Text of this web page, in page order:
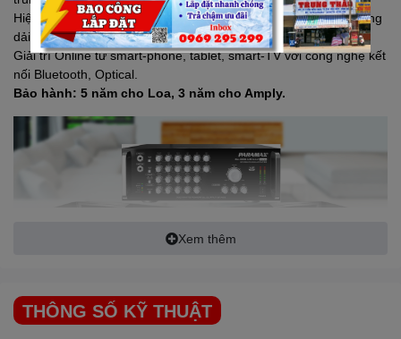
Hiệu ứng vang kỹ thuật số, điều chỉnh âm sắc riêng biệt cho từng
dải tần.
Giải trí Online từ smart-phone, tablet, smart-TV với công nghệ kết
nối Bluetooth, Optical.
Bảo hành: 5 năm cho Loa, 3 năm cho Amply.
Xem thêm
THÔNG SỐ KỸ THUẬT